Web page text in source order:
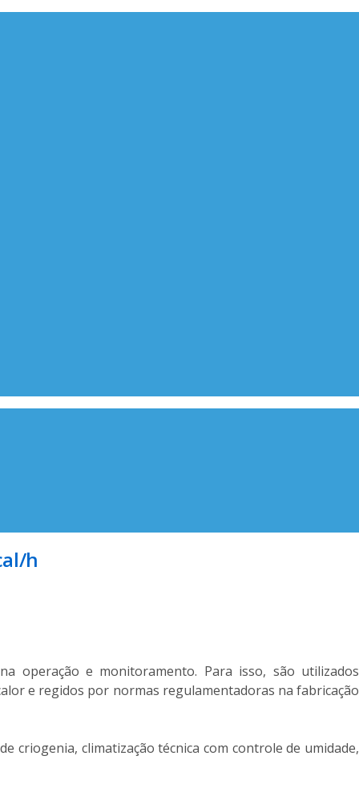
h
operação e monitoramento. Para isso, são utilizados
e regidos por normas regulamentadoras na fabricação
criogenia, climatização técnica com controle de umidade,